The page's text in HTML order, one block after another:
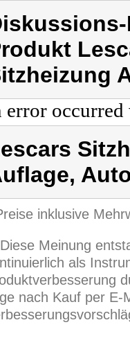
error
inklusive
Meinung
als
nach Kauf per E-